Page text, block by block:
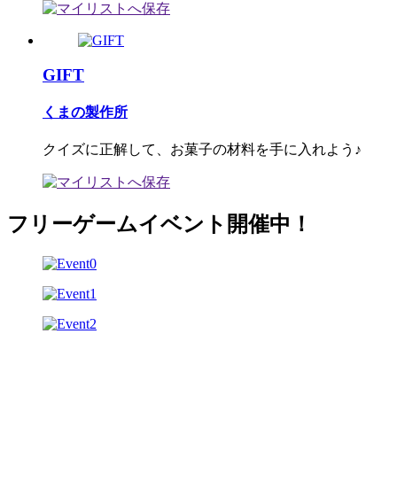
GIFT
くまの製作所
クイズに正解して、お菓子の材料を手に入れよう♪
フリーゲームイベント開催中！